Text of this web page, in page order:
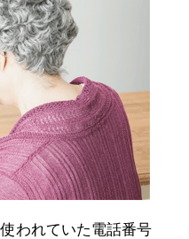
われていた電話番号